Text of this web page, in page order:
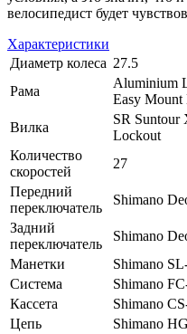
велосипедист будет
Характеристики
Диаметр колеса 27.5
Рама
Aluminium
Easy Mount
Вилка
SR Suntour
Lockout
Количество
скоростей
27
Передний
переключатель
Shimano
Задний
переключатель
Shimano
Манетки
Shimano
Система
Shimano
Кассета
Shimano
Цепь
Shimano